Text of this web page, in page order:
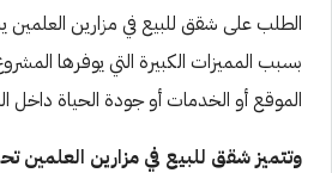
الطلب على شقق للبيع في مزارين العلمين
بسبب المميزات الكبيرة التي يوفرها
الموقع أو الخدمات أو جودة الحياة داخل
وتتميز شقق للبيع في مزارين العلمين